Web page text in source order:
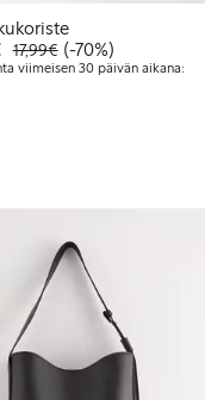
Alennettu hinta: 5,39 €
17,99€Normaalihinta:
70% alennus
(-70%)
viimeisen 30 päivän aikana:
hinta viimeisen 30 päivän